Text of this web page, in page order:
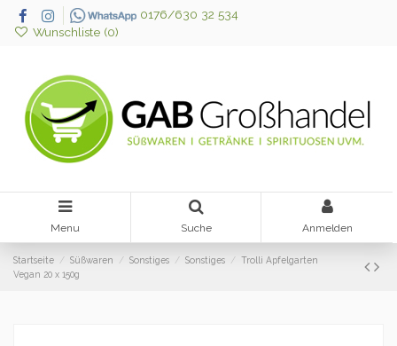
0176/630 32 534
Wunschliste (0)
Menu Suche Anmelden
Startseite Süßwaren Sonstiges Sonstiges
Trolli Apfelgarten
Vegan 20 x 150g